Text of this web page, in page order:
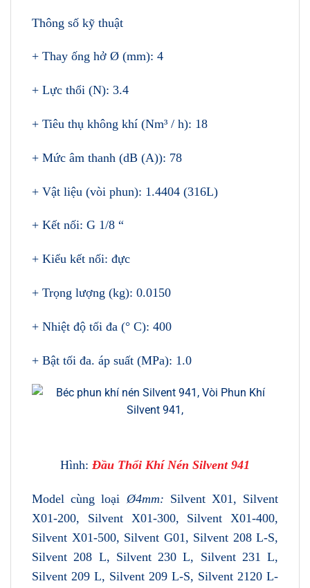
Thông số kỹ thuật
+ Thay ống hở Ø (mm): 4
+ Lực thổi (N): 3.4
+ Tiêu thụ không khí (Nm³ / h): 18
+ Mức âm thanh (dB (A)): 78
+ Vật liệu (vòi phun): 1.4404 (316L)
+ Kết nối: G 1/8 “
+ Kiểu kết nối: đực
+ Trọng lượng (kg): 0.0150
+ Nhiệt độ tối đa (° C): 400
+ Bật tối đa. áp suất (MPa): 1.0
Hình: Đầu Thổi Khí Nén Silvent 941
Model cùng loại Ø4mm: Silvent X01, Silvent
X01-200, Silvent X01-300, Silvent X01-400,
Silvent X01-500, Silvent G01, Silvent 208 L-S,
Silvent 208 L, Silvent 230 L, Silvent 231 L,
Silvent 209 L, Silvent 209 L-S, Silvent 2120 L-